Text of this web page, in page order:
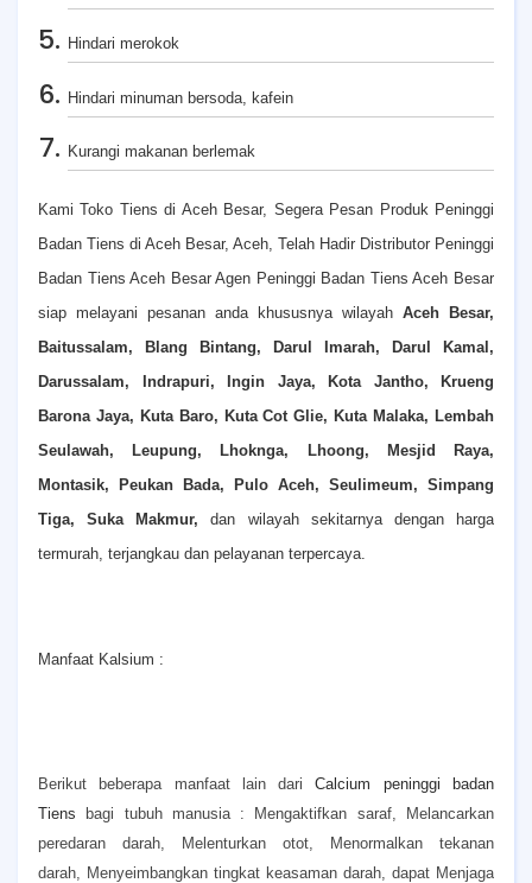
Hindari merokok
Hindari minuman bersoda, kafein
Kurangi makanan berlemak
Kami Toko Tiens di Aceh Besar, Segera Pesan Produk Peninggi
Badan Tiens di Aceh Besar, Aceh, Telah Hadir Distributor Peninggi
Badan Tiens Aceh Besar Agen Peninggi Badan Tiens Aceh Besar
siap melayani pesanan anda khususnya wilayah Aceh Besar,
Baitussalam, Blang Bintang, Darul Imarah, Darul Kamal,
Darussalam, Indrapuri, Ingin Jaya, Kota Jantho, Krueng
Barona Jaya, Kuta Baro, Kuta Cot Glie, Kuta Malaka, Lembah
Seulawah, Leupung, Lhoknga, Lhoong, Mesjid Raya,
Montasik, Peukan Bada, Pulo Aceh, Seulimeum, Simpang
Tiga, Suka Makmur,
dan wilayah sekitarnya dengan harga
termurah, terjangkau dan pelayanan terpercaya.
Manfaat Kalsium :
Berikut beberapa manfaat lain dariCalcium peninggi badan
Tiens
bagi tubuh manusia : Mengaktifkan saraf, Melancarkan
peredaran darah, Melenturkan otot, Menormalkan tekanan
darah, Menyeimbangkan tingkat keasaman darah, dapat Menjaga